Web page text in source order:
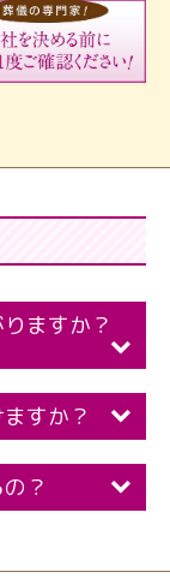
ますか？
すか？
？